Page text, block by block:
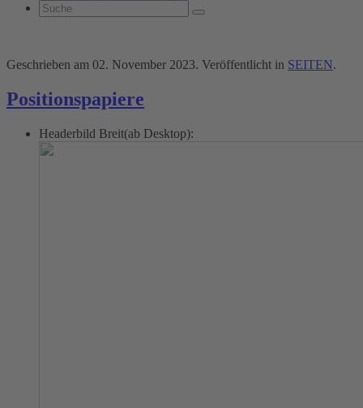
Geschrieben am 02. November 2023. Veröffentlicht in SEITEN.
Positionspapiere
Headerbild Breit(ab Desktop):